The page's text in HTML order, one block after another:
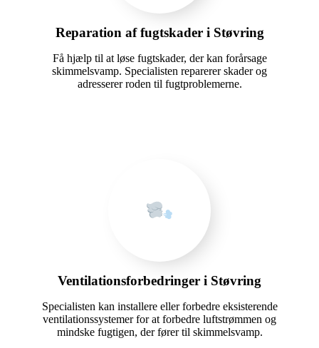
Reparation af fugtskader i Støvring
Få hjælp til at løse fugtskader, der kan forårsage
skimmelsvamp. Specialisten reparerer skader og
adresserer roden til fugtproblemerne.
Ventilationsforbedringer i Støvring
Specialisten kan installere eller forbedre eksisterende
ventilationssystemer for at forbedre luftstrømmen og
mindske fugtigen, der fører til skimmelsvamp.